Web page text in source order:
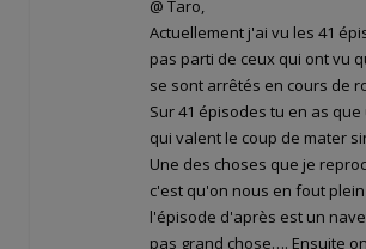
@ Taro,
Actuellement j'ai vu les 41
pas parti de ceux qui ont vu
se sont arrêtés en cours de
Sur 41 épisodes tu en as
qui valent le coup de mater
Une des choses que je
c'est qu'on nous en fout
l'épisode d'après est un
pas grand chose…. Ensuite